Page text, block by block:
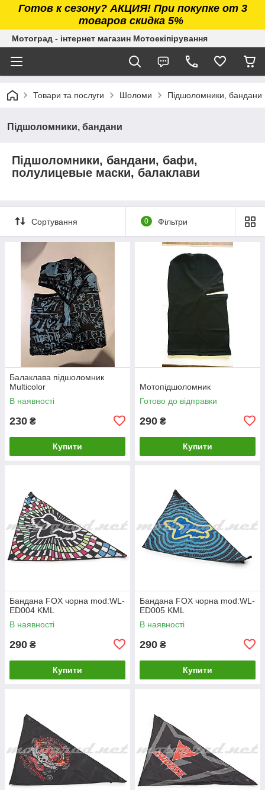
Готов к сезону? АКЦИЯ! При покупке от 3
товаров скидка 5%
Мотоград - інтернет магазин Мотоекіпірування
Товари та послуги Шоломи Підшоломники, бандани
Підшоломники, бандани
Підшоломники, бандани, бафи,
полулицевые маски, балаклави
Сортування 0 Фільтри
Балаклава підшоломник
Multicolor
В наявності
230 ₴
Купити
Мотопідшоломник
Готово до відправки
290 ₴
Купити
Бандана FOX чорна mod:WL-
ED004 KML
В наявності
290 ₴
Купити
Бандана FOX чорна mod:WL-
ED005 KML
В наявності
290 ₴
Купити